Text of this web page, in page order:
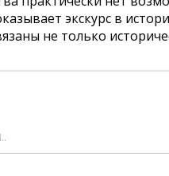
экскурс в
не только